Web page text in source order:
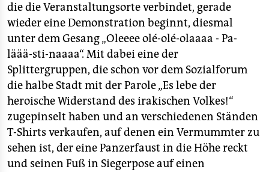
die die Veranstaltungsorte verbindet, gerade
wieder eine Demonstration beginnt, diesmal
unter dem Gesang „Oleeee olé-olé-olaaaa - Pa-
läää-sti-naaaa“. Mit dabei eine der
Splittergruppen, die schon vor dem Sozialforum
die halbe Stadt mit der Parole „Es lebe der
heroische Widerstand des irakischen Volkes!“
zugepinselt haben und an verschiedenen Ständen
T-Shirts verkaufen, auf denen ein Vermummter zu
sehen ist, der eine Panzerfaust in die Höhe reckt
und seinen Fuß in Siegerpose auf einen